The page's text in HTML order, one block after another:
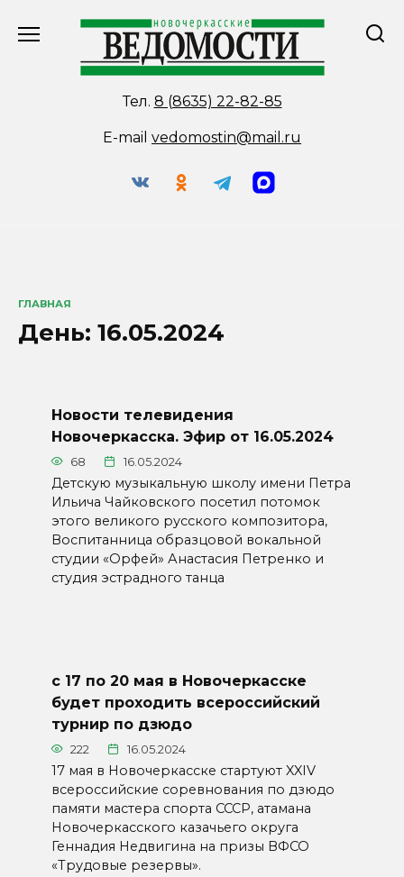
Тел. 8 (8635) 22-82-85
E-mail vedomostin@mail.ru
ГЛАВНАЯ
День: 16.05.2024
Новости телевидения
Новочеркасска. Эфир от 16.05.2024
68 16.05.2024
Детскую музыкальную школу имени Петра
Ильича Чайковского посетил потомок
этого великого русского композитора,
Воспитанница образцовой вокальной
студии «Орфей» Анастасия Петренко и
студия эстрадного танца
с 17 по 20 мая в Новочеркасске
будет проходить всероссийский
турнир по дзюдо
222 16.05.2024
17 мая в Новочеркасске стартуют XXIV
всероссийские соревнования по дзюдо
памяти мастера спорта СССР, атамана
Новочеркасского казачьего округа
Геннадия Недвигина на призы ВФСО
«Трудовые резервы».